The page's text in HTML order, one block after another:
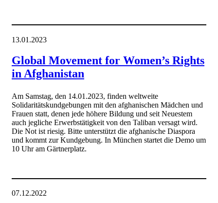
13.01.2023
Global Movement for Women’s Rights
in Afghanistan
Am Samstag, den 14.01.2023, finden weltweite
Solidaritätskundgebungen mit den afghanischen Mädchen und
Frauen statt, denen jede höhere Bildung und seit Neuestem
auch jegliche Erwerbstätigkeit von den Taliban versagt wird.
Die Not ist riesig. Bitte unterstützt die afghanische Diaspora
und kommt zur Kundgebung. In München startet die Demo um
10 Uhr am Gärtnerplatz.
07.12.2022